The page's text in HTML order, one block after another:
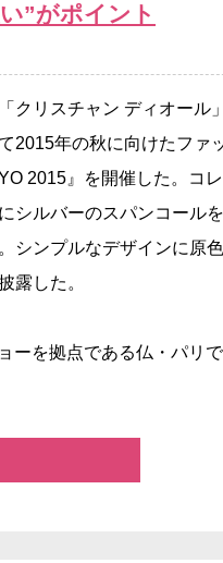
”がポイント
リスチャン ディオール
2015年の秋に向けたファ
2015』を開催した。コ
シルバーのスパンコール
シンプルなデザインに原
露した。
を拠点である仏・パリ